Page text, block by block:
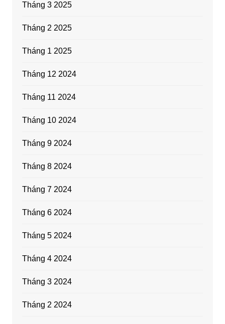
Tháng 3 2025
Tháng 2 2025
Tháng 1 2025
Tháng 12 2024
Tháng 11 2024
Tháng 10 2024
Tháng 9 2024
Tháng 8 2024
Tháng 7 2024
Tháng 6 2024
Tháng 5 2024
Tháng 4 2024
Tháng 3 2024
Tháng 2 2024